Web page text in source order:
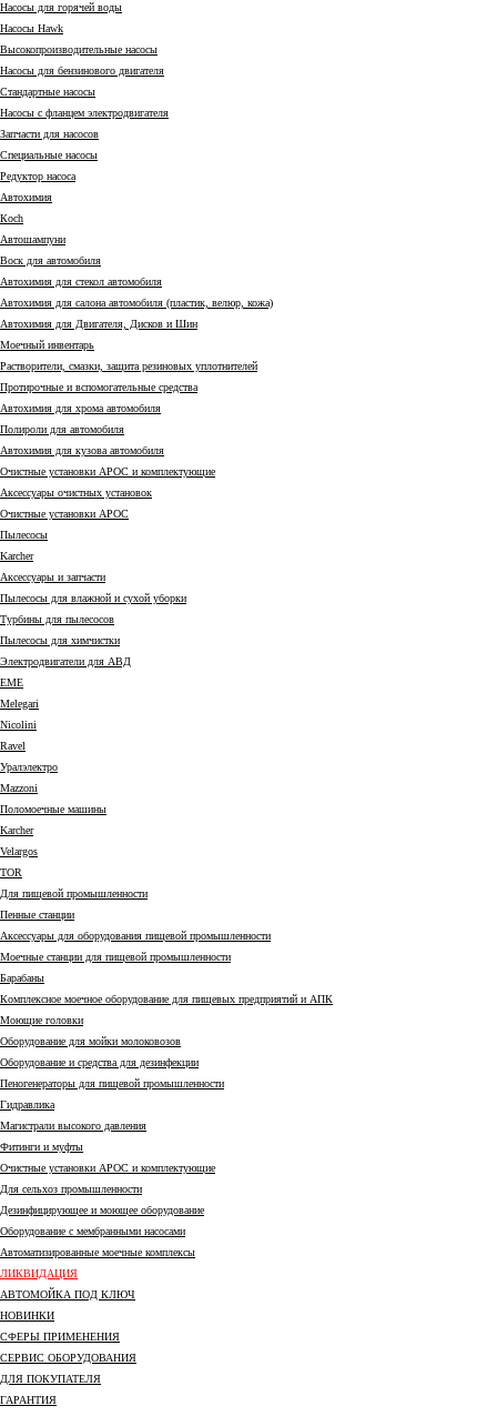
Насосы для горячей воды
Насосы Hawk
Высокопроизводительные насосы
Насосы для бензинового двигателя
Стандартные насосы
Насосы с фланцем электродвигателя
Запчасти для насосов
Специальные насосы
Редуктор насоса
Автохимия
Коch
Автошампуни
Воск для автомобиля
Автохимия для стекол автомобиля
Автохимия для салона автомобиля (пластик, велюр, кожа)
Автохимия для Двигателя, Дисков и Шин
Моечный инвентарь
Растворители, смазки, защита резиновых уплотнителей
Протирочные и вспомогательные средства
Автохимия для хрома автомобиля
Полироли для автомобиля
Автохимия для кузова автомобиля
Очистные установки АРОС и комплектующие
Аксессуары очистных установок
Очистные установки АРОС
Пылесосы
Karcher
Аксессуары и запчасти
Пылесосы для влажной и сухой уборки
Турбины для пылесосов
Пылесосы для химчистки
Электродвигатели для АВД
EME
Melegari
Nicolini
Ravel
Уралэлектро
Mazzoni
Поломоечные машины
Karcher
Velargos
TOR
Для пищевой промышленности
Пенные станции
Аксессуары для оборудования пищевой промышленности
Моечные станции для пищевой промышленности
Барабаны
Комплексное моечное оборудование для пищевых предприятий и АПК
Моющие головки
Оборудование для мойки молоковозов
Оборудование и средства для дезинфекции
Пеногенераторы для пищевой промышленности
Гидравлика
Магистрали высокого давления
Фитинги и муфты
Очистные установки АРОС и комплектующие
Для сельхоз промышленности
Дезинфицирующее и моющее оборудование
Оборудование с мембранными насосами
Автоматизированные моечные комплексы
ЛИКВИДАЦИЯ
АВТОМОЙКА ПОД КЛЮЧ
НОВИНКИ
СФЕРЫ ПРИМЕНЕНИЯ
СЕРВИС ОБОРУДОВАНИЯ
ДЛЯ ПОКУПАТЕЛЯ
ГАРАНТИЯ